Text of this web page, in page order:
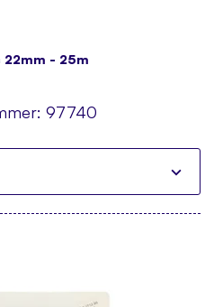
22mm - 25m
97740